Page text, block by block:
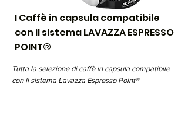
I Caffè in capsula compatibile
con il sistema LAVAZZA ESPRESSO
POINT®
Tutta la selezione di caffè in capsula compatibile
con il sistema Lavazza Espresso Point®